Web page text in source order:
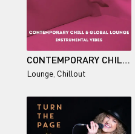
CONTEMPORARY CHILL & GLOBAL LOUNGE (INSTRUMENTAL VIBES)
Lounge Chillout